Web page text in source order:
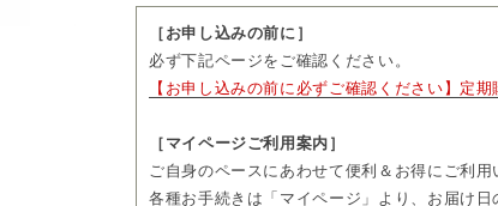
先をご変更いただけます。
・お届け頻度やコースのご変更および解約につ
3回分、隔月コースは2回分のお届け完了後、「
続きいただけます。
・ご購入前に「ご利用にあたって」も必ずご一
［お申し込みの前に］
必ず下記ページをご確認ください。
【お申し込みの前に必ずご確認ください】定
［マイページご利用案内］
ご自身のペースにあわせて便利＆お得にご利用
各種お手続きは「マイページ」より、お届け日